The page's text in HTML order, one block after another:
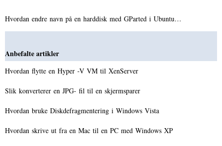
Hvordan endre navn på en harddisk med GParted i Ubuntu…
Anbefalte artikler
Hvordan flytte en Hyper -V VM til XenServer
Slik konverterer en JPG- fil til en skjermsparer
Hvordan bruke Diskdefragmentering i Windows Vista
Hvordan skrive ut fra en Mac til en PC med Windows XP